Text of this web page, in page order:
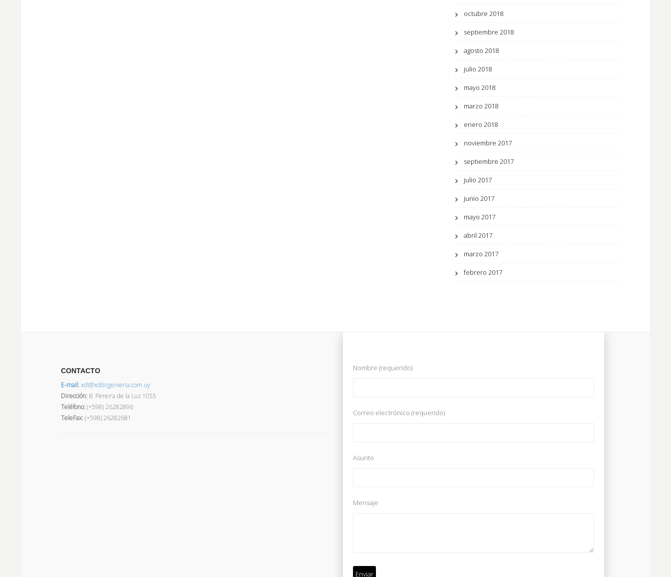
octubre 2018
septiembre 2018
agosto 2018
julio 2018
mayo 2018
marzo 2018
enero 2018
noviembre 2017
septiembre 2017
julio 2017
junio 2017
mayo 2017
abril 2017
marzo 2017
febrero 2017
CONTACTO
E-mail:xdt@xdtingenieria.com.uy
Dirección: B. Pereira de la Luz 1055
Teléfono:(+598) 26282896
TeleFax:(+598) 26282681
Nombre (requerido)
Correo electrónico (requerido)
Asunto
Mensaje